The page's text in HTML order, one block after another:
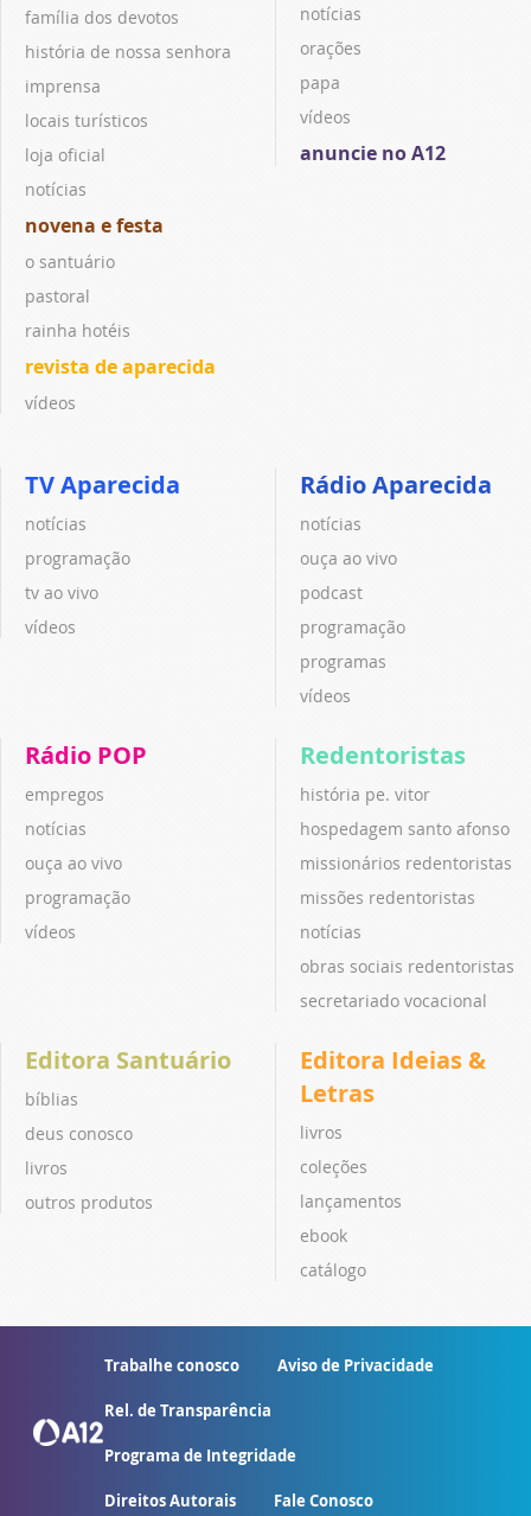
família dos devotos
história de nossa senhora
imprensa
locais turísticos
loja oficial
notícias
novena e festa
o santuário
pastoral
rainha hotéis
revista de aparecida
vídeos
notícias
orações
papa
vídeos
anuncie no A12
TV Aparecida
notícias
programação
tv ao vivo
vídeos
Rádio Aparecida
notícias
ouça ao vivo
podcast
programação
programas
vídeos
Rádio POP
empregos
notícias
ouça ao vivo
programação
vídeos
Redentoristas
história pe. vitor
hospedagem santo afonso
missionários redentoristas
missões redentoristas
notícias
obras sociais redentoristas
secretariado vocacional
Editora Santuário
bíblias
deus conosco
livros
outros produtos
Editora Ideias &
Letras
livros
coleções
lançamentos
ebook
catálogo
Trabalhe conosco Aviso de Privacidade
Rel. de Transparência
Programa de Integridade
Direitos Autorais Fale Conosco